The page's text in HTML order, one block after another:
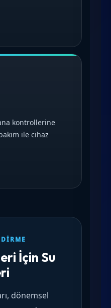
kontrollerine
ile cihaz
İçin Su
dönemsel